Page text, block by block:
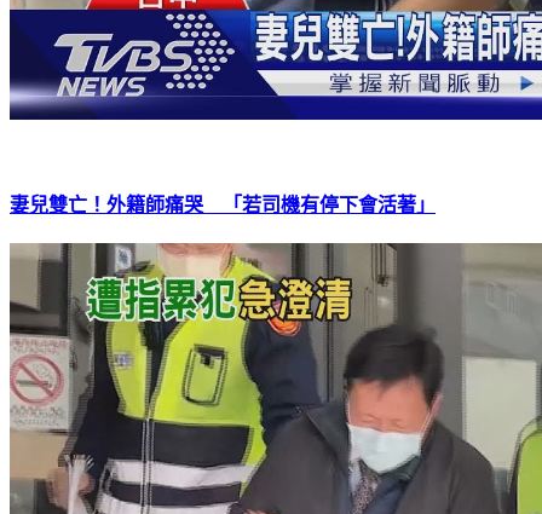
妻兒雙亡！外籍師痛哭 「若司機有停下會活著」